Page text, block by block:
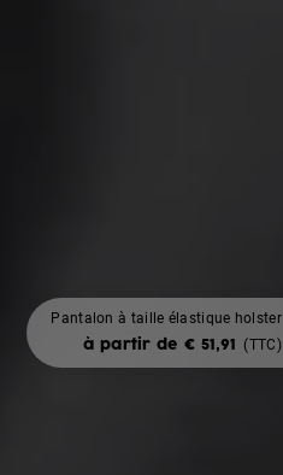
Pantalon à taille élastique holster
à partir de € 51,91 (TTC)
Gilet d'hiver padded
avec surface pour
impressions au dos